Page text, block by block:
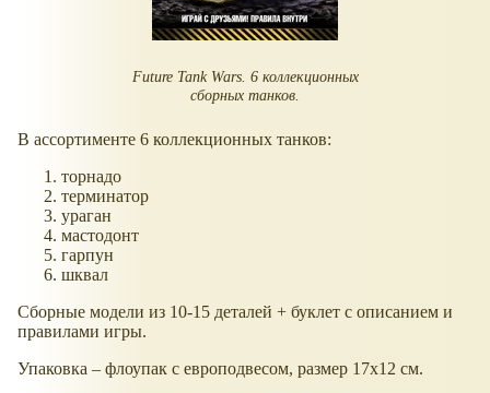
Future Tank Wars. 6 коллекционных
сборных танков.
В ассортименте 6 коллекционных танков:
торнадо
терминатор
ураган
мастодонт
гарпун
шквал
Сборные модели из 10-15 деталей + буклет с описанием и
правилами игры.
Упаковка – флоупак с европодвесом, размер 17х12 см.